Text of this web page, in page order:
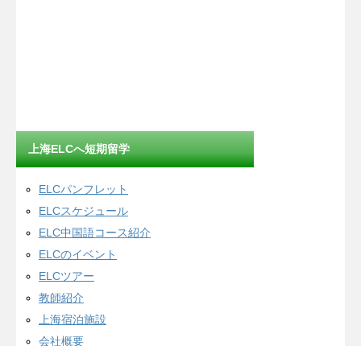
上海ELCへ短期留学
ELCパンフレット
ELCスケジュール
ELC中国語コース紹介
ELCのイベント
ELCツアー
教師紹介
上海宿泊施設
会社概要